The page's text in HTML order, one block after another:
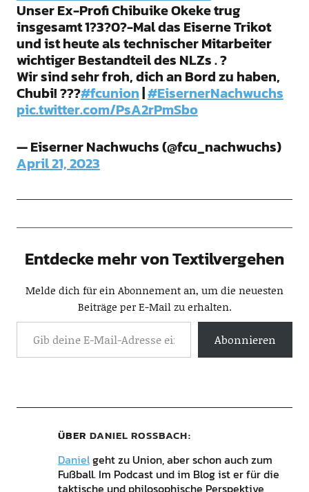
Unser Ex-Profi Chibuike Okeke trug
insgesamt 1?3?0?-Mal das Eiserne Trikot
und ist heute als technischer Mitarbeiter
wichtiger Bestandteil des NLZs . ?
Wir sind sehr froh, dich an Bord zu haben,
Chubi! ???#fcunion|#EisernerNachwuchs
pic.twitter.com/PsA2rPmSbo
— Eiserner Nachwuchs (@fcu_nachwuchs)
April 21, 2023
Entdecke mehr von Textilvergehen
Melde dich für ein Abonnement an, um die neuesten
Beiträge per E-Mail zu erhalten.
Abonnieren
ÜBER DANIEL ROSSBACH
Danielgeht zu Union, aber schon auch zum
Fußball. Im Podcast und im Blog ist er für die
taktische und philosophische Perspektive